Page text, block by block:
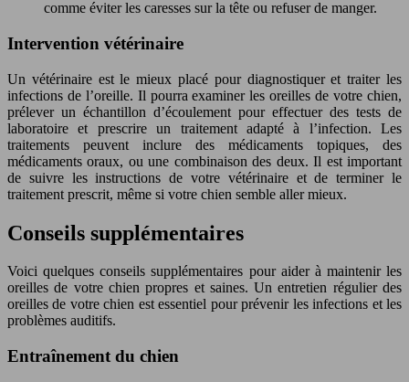
comme éviter les caresses sur la tête ou refuser de manger.
Intervention vétérinaire
Un vétérinaire est le mieux placé pour diagnostiquer et traiter les
infections de l’oreille. Il pourra examiner les oreilles de votre chien,
prélever un échantillon d’écoulement pour effectuer des tests de
laboratoire et prescrire un traitement adapté à l’infection. Les
traitements peuvent inclure des médicaments topiques, des
médicaments oraux, ou une combinaison des deux. Il est important
de suivre les instructions de votre vétérinaire et de terminer le
traitement prescrit, même si votre chien semble aller mieux.
Conseils supplémentaires
Voici quelques conseils supplémentaires pour aider à maintenir les
oreilles de votre chien propres et saines. Un entretien régulier des
oreilles de votre chien est essentiel pour prévenir les infections et les
problèmes auditifs.
Entraînement du chien